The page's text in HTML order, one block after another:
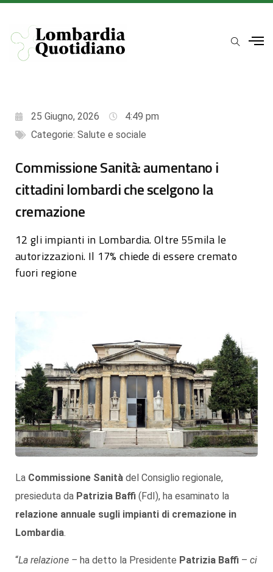
25 Giugno, 2026
4:49 pm
Categorie: Salute e sociale
Commissione Sanità: aumentano i
cittadini lombardi che scelgono la
cremazione
12 gli impianti in Lombardia. Oltre 55mila le
autorizzazioni. Il 17% chiede di essere cremato
fuori regione
La Commissione Sanità del Consiglio regionale,
presieduta da Patrizia Baffi (FdI), ha esaminato la
relazione annuale sugli impianti di cremazione in
Lombardia.
“La relazione – ha detto la Presidente Patrizia Baffi – ci